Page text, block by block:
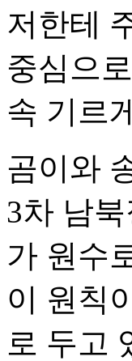
저한테
중심으
속 기르
곰이와
3차 남
가 원수
이 원칙
로 두고